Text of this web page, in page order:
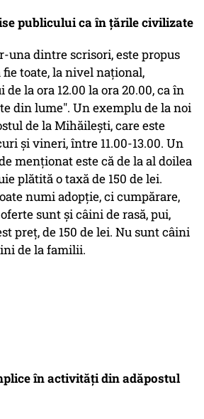
publicului ca în țările civilizate
dintre scrisori, este propus
toate, la nivel național,
la ora 12.00 la ora 20.00, ca în
din lume". Un exemplu de la noi
de la Mihăilești, care este
și vineri, între 11.00-13.00. Un
menționat este că de la al doilea
plătită o taxă de 150 de lei.
numi adopție, ci cumpărare,
sunt și câini de rasă, pui,
preț, de 150 de lei. Nu sunt câini
de la familii.
în activități din adăpostul